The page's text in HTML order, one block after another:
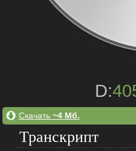
D:
Скачать ~4 Мб.
Транскрипт